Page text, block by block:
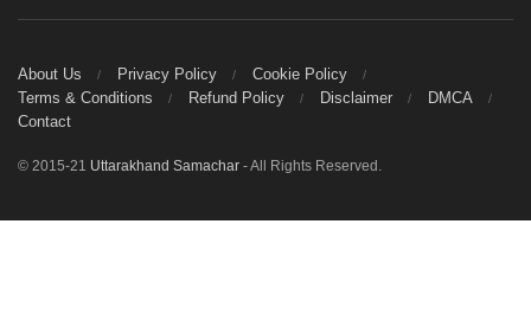
About Us Privacy Policy
Cookie Policy
Terms & Conditions
Refund Policy Disclaimer
DMCA
Contact
© 2015-21 Uttarakhand Samachar - All Rights Reserved.